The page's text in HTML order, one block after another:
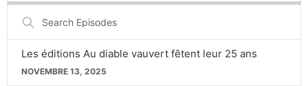
Search
Episodes
Les éditions Au diable vauvert fêtent leur 25 ans
NOVEMBRE 13, 2025